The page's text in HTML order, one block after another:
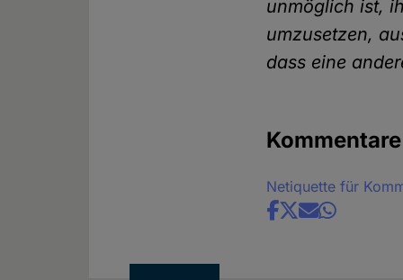
unmöglich ist,
umzusetzen,
dass eine
Kommentare
Netiquette für
Share